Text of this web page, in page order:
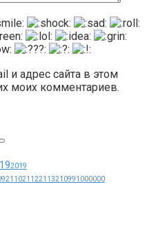
и адрес сайта в этом
моих комментариев.
2019
211021122113210991000000